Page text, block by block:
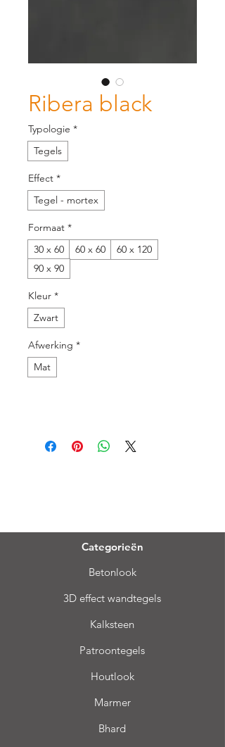
Ribera black
Typologie *
Tegels
Effect *
Tegel - mortex
Formaat *
30 x 60
60 x 60
60 x 120
90 x 90
Kleur *
Zwart
Afwerking *
Mat
Categorieën
Betonlook
3D effect wandtegels
Kalksteen
Patroontegels
Houtlook
Marmer
Bhard